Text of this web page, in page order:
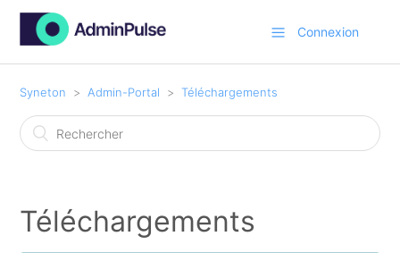
Connexion
Syneton Admin-Portal Téléchargements
Téléchargements